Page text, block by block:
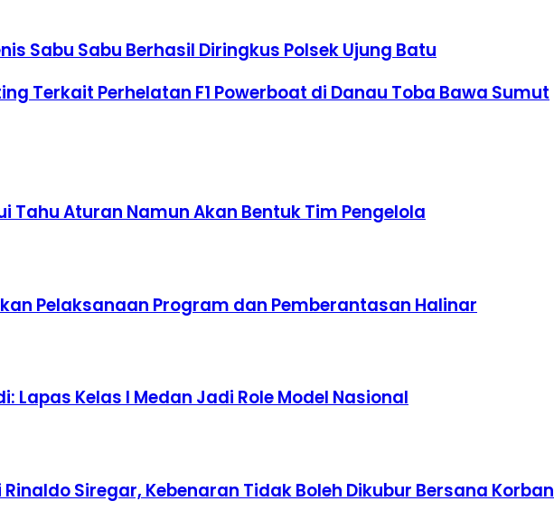
Sabu Sabu Berhasil Diringkus Polsek Ujung Batu
Terkait Perhelatan F1 Powerboat di Danau Toba Bawa Sumut
Tahu Aturan Namun Akan Bentuk Tim Pengelola
Pelaksanaan Program dan Pemberantasan Halinar
Kelas I Medan Jadi Role Model Nasional
Siregar, Kebenaran Tidak Boleh Dikubur Bersana Korban